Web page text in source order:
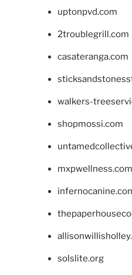
uptonpvd.com
2troublegrill.com
casateranga.com
walkers-
shopmossi.com
mxpwellness.com
solslite.org